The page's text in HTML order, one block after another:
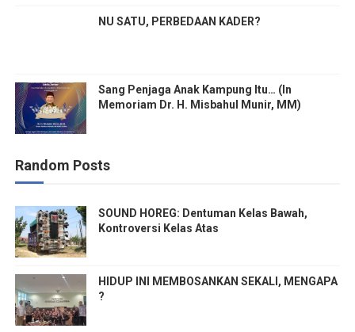
NU SATU, PERBEDAAN KADER?
Sang Penjaga Anak Kampung Itu… (In
Memoriam Dr. H. Misbahul Munir, MM)
Random Posts
SOUND HOREG: Dentuman Kelas Bawah,
Kontroversi Kelas Atas
HIDUP INI MEMBOSANKAN SEKALI, MENGAPA
?